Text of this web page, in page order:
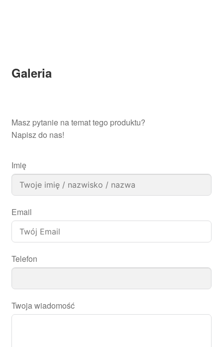
Galeria
Masz pytanie na temat tego produktu?
Napisz do nas!
Imię
Email
Telefon
Twoja wiadomość